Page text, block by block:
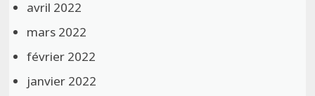
avril 2022
mars 2022
février 2022
janvier 2022